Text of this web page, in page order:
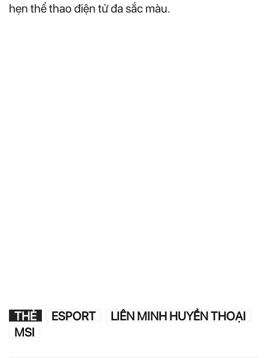
hẹn thể thao điện tử đa sắc màu.
THẺ ESPORT
LIÊN MINH HUYỀN THOẠI
MSI